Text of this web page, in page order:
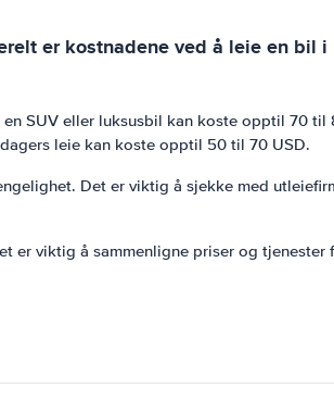
er kostnadene ved å leie en bil
SUV eller luksusbil kan koste opptil 70
leie kan koste opptil 50 til 70 USD.
Det er viktig å sjekke med
viktig å sammenligne priser og